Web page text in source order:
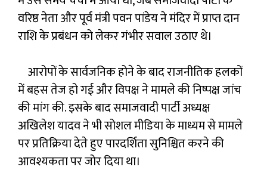
वरिष्ठ नेता और पूर्व मंत्री पवन पांडेय ने मंदिर में प्राप्त दान
राशि के प्रबंधन को लेकर गंभीर सवाल उठाए थे।
आरोपों के सार्वजनिक होने के बाद राजनीतिक हलकों
में बहस तेज हो गई और विपक्ष ने मामले की निष्पक्ष जांच
की मांग की. इसके बाद समाजवादी पार्टी अध्यक्ष
अखिलेश यादव ने भी सोशल मीडिया के माध्यम से मामले
पर प्रतिक्रिया देते हुए पारदर्शिता सुनिश्चित करने की
आवश्यकता पर जोर दिया था।